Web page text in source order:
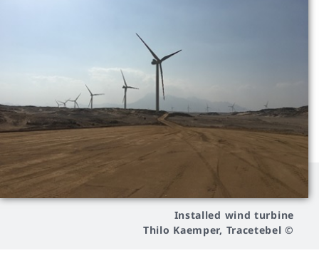
Installed wind turbine
© Thilo Kaemper, Tracetebel